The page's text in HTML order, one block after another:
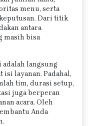
menu, serta
Dari titik
antara
masih bisa
langsung
layanan. Padahal,
tim, durasi setup,
juga berperan
acara. Oleh
Anda